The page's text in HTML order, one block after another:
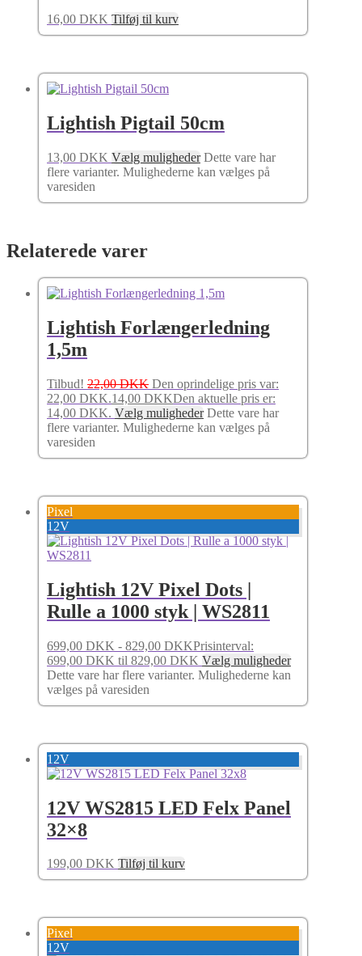
16,00 DKK Tilføj til kurv
Lightish Pigtail 50cm
13,00 DKK Vælg muligheder Dette vare har
flere varianter. Mulighederne kan vælges på
varesiden
Relaterede varer
Lightish Forlængerledning
1,5m
Tilbud! 22,00DKK Den oprindelige pris var:
22,00 DKK.14,00 DKKDen aktuelle pris er:
14,00 DKK. Vælg muligheder Dette vare har
flere varianter. Mulighederne kan vælges på
varesiden
Pixel
12V
Lightish 12V Pixel Dots |
Rulle a 1000 styk | WS2811
699,00 DKK - 829,00 DKKPrisinterval:
699,00 DKK til 829,00 DKK Vælg muligheder
Dette vare har flere varianter. Mulighederne kan
vælges på varesiden
12V
12V WS2815 LED Felx Panel
32×8
199,00 DKK Tilføj til kurv
Pixel
12V